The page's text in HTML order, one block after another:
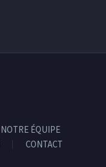
NOTRE ÉQUIPE
CONTACT